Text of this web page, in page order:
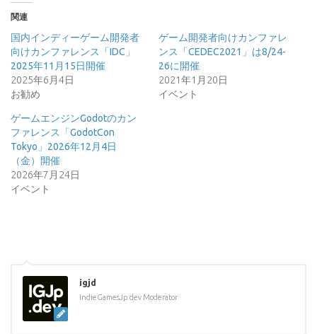
関連
国内インディーゲーム開発者
向けカンファレンス「IDC」
2025年11月15日開催
2025年6月4日
お勧め
ゲーム開発者向けカンファレ
ンス「CEDEC2021」は8/24-
26に開催
2021年1月20日
イベント
ゲームエンジンGodotのカン
ファレンス「GodotCon
Tokyo」2026年12月4日
（金）開催
2026年7月24日
イベント
igjd
IndieGamesJp.dev Moderator